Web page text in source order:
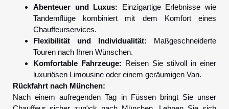
Abenteuer und Luxus: Einzigartige Erlebnisse wie
Tandemflüge kombiniert mit dem Komfort eines
Chauffeurservices.
Flexibilität und Individualität: Maßgeschneiderte
Touren nach Ihren Wünschen.
Komfortable Fahrzeuge: Reisen Sie stilvoll in einer
luxuriösen Limousine oder einem geräumigen Van.
Rückfahrt nach München:
Nach einem aufregenden Tag in Füssen bringt Sie unser